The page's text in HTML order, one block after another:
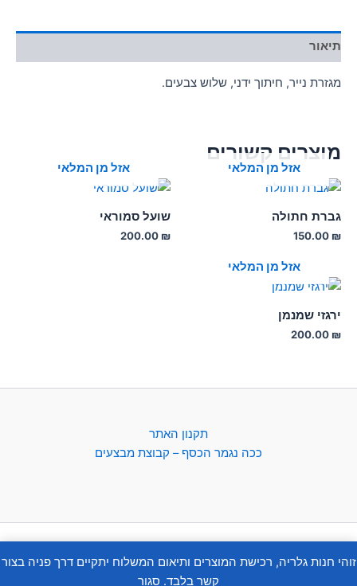
זוהי חנות גלריה, רכישת המוצרים ותיאום המשלוח יתקיים דרך פניה בצור
קשר בלבד. סגור
תיאור
מגזרת נייר, חיתוך ידני, שלוש צבעים.
מוצרים קשורים
אזל מן המלאי
גברת חתולה
150.00 ₪
אזל מן המלאי
שועל סמוראי
200.00 ₪
אזל מן המלאי
ירגזי שמנמן
200.00 ₪
תקנון האתר
ככה נגמר הכסף – קבוצת מבצעים
Copyright © 2026 | Powered byAstra WordPress Theme